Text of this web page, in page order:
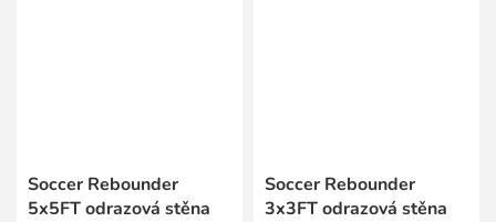
Soccer Rebounder
5x5FT odrazová stěna
Soccer Rebounder
3x3FT odrazová stěna